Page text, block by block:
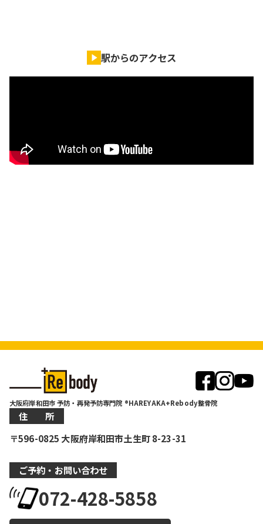
駅からのアクセス
大阪府岸和田市 予防・再発予防専門院 ®HAREYAKA+Rebody整骨院
住 所
〒596-0825 大阪府岸和田市土生町 8-23-31
ご予約・お問い合わせ
072-428-5858